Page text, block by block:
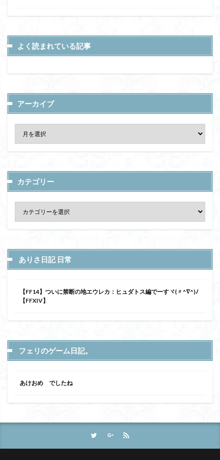
よく読まれている記事
アーカイブ
カテゴリー
ありさ日記 日常
【FF14】ついに禁断の地エウレカ：ヒュダトス編でーすヾ(〃^∇^)ﾉ
【FFXIV】
フェリのゲーム日記。
あけおめ でしたね